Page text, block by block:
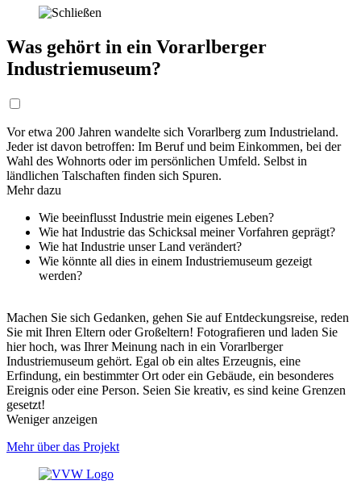
Was gehört in ein Vorarlberger
Industriemuseum?
Vor etwa 200 Jahren wandelte sich Vorarlberg zum Industrieland.
Jeder ist davon betroffen: Im Beruf und beim Einkommen, bei der
Wahl des Wohnorts oder im persönlichen Umfeld. Selbst in
ländlichen Talschaften finden sich Spuren.
Mehr dazu
Wie beeinflusst Industrie mein eigenes Leben?
Wie hat Industrie das Schicksal meiner Vorfahren geprägt?
Wie hat Industrie unser Land verändert?
Wie könnte all dies in einem Industriemuseum gezeigt
werden?
Machen Sie sich Gedanken, gehen Sie auf Entdeckungsreise, reden
Sie mit Ihren Eltern oder Großeltern! Fotografieren und laden Sie
hier hoch, was Ihrer Meinung nach in ein Vorarlberger
Industriemuseum gehört. Egal ob ein altes Erzeugnis, eine
Erfindung, ein bestimmter Ort oder ein Gebäude, ein besonderes
Ereignis oder eine Person. Seien Sie kreativ, es sind keine Grenzen
gesetzt!
Weniger anzeigen
Mehr über das Projekt